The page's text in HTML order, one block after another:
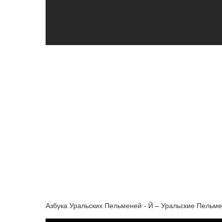
Азбука Уральских Пельменей - Й – Уральские